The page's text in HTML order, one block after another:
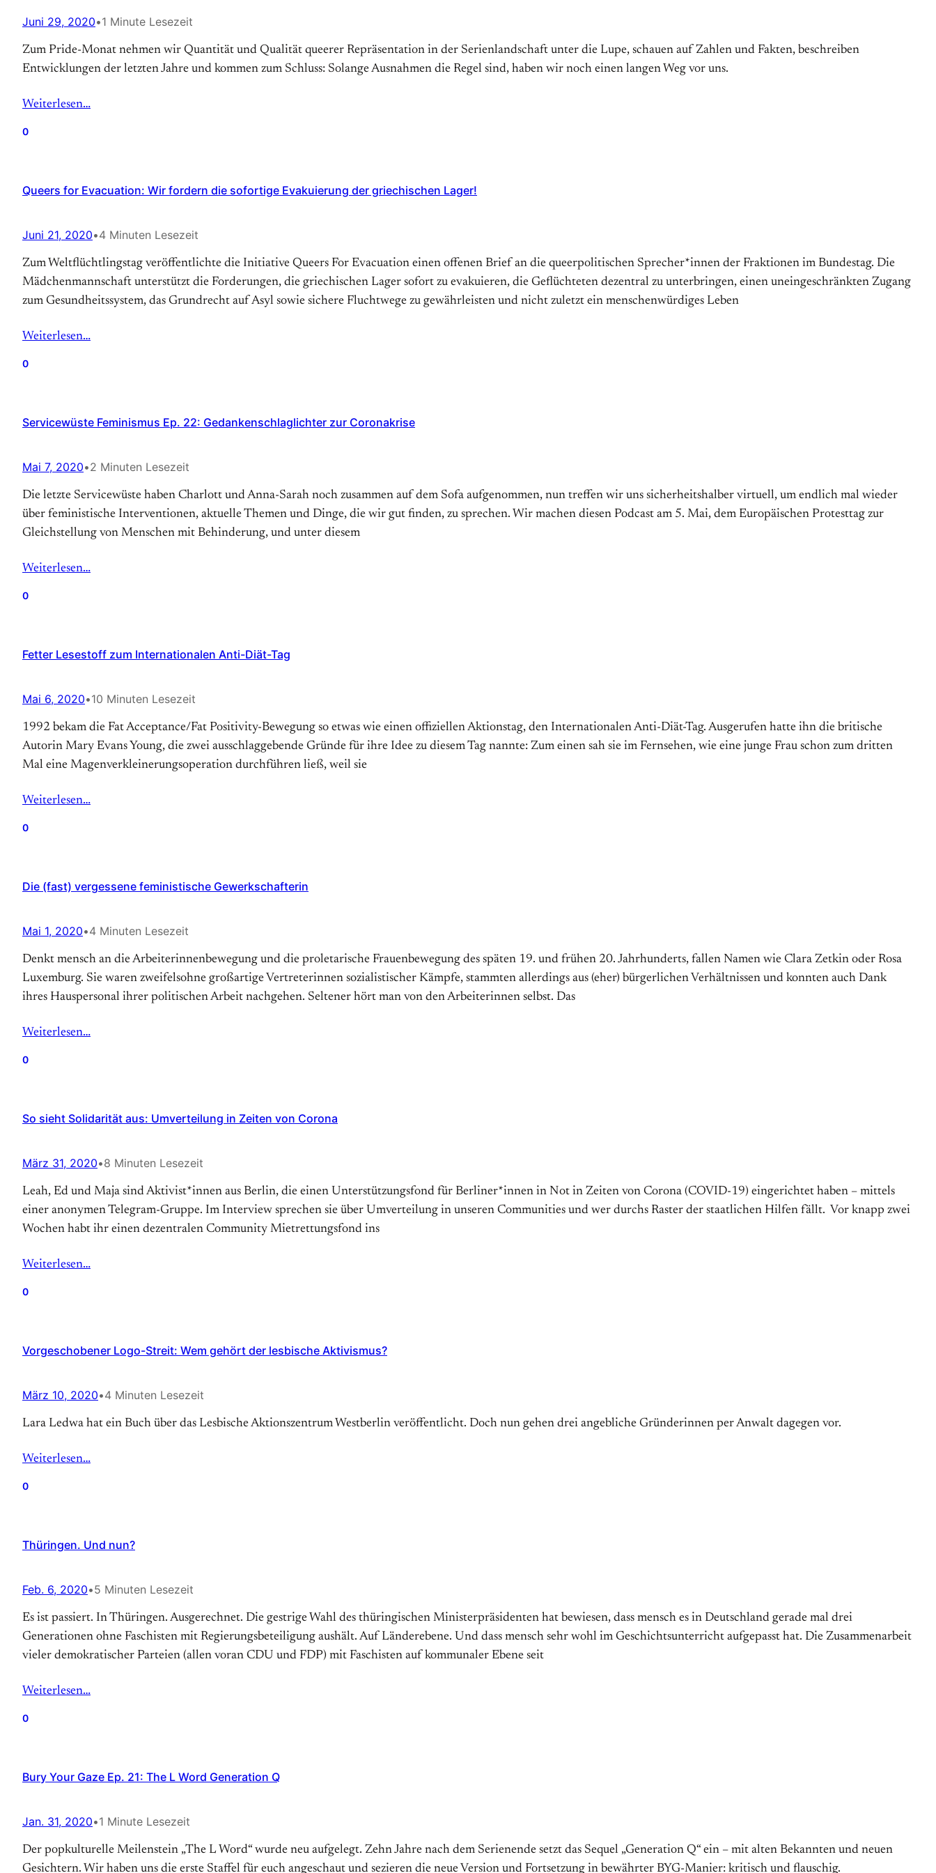
Juni 29, 2020•1 Minute Lesezeit
Zum Pride-Monat nehmen wir Quantität und Qualität queerer Repräsentation in der Serienlandschaft unter die Lupe, schauen auf Zahlen und Fakten, beschreiben
Entwicklungen der letzten Jahre und kommen zum Schluss: Solange Ausnahmen die Regel sind, haben wir noch einen langen Weg vor uns.
Weiterlesen…
0
Queers for Evacuation: Wir fordern die sofortige Evakuierung der griechischen Lager!
Juni 21, 2020•4 Minuten Lesezeit
Zum Weltflüchtlingstag veröffentlichte die Initiative Queers For Evacuation einen offenen Brief an die queerpolitischen Sprecher*innen der Fraktionen im Bundestag. Die
Mädchenmannschaft unterstützt die Forderungen, die griechischen Lager sofort zu evakuieren, die Geflüchteten dezentral zu unterbringen, einen uneingeschränkten Zugang
zum Gesundheitssystem, das Grundrecht auf Asyl sowie sichere Fluchtwege zu gewährleisten und nicht zuletzt ein menschenwürdiges Leben
Weiterlesen…
0
Servicewüste Feminismus Ep. 22: Gedankenschlaglichter zur Coronakrise
Mai 7, 2020•2 Minuten Lesezeit
Die letzte Servicewüste haben Charlott und Anna-Sarah noch zusammen auf dem Sofa aufgenommen, nun treffen wir uns sicherheitshalber virtuell, um endlich mal wieder
über feministische Interventionen, aktuelle Themen und Dinge, die wir gut finden, zu sprechen. Wir machen diesen Podcast am 5. Mai, dem Europäischen Protesttag zur
Gleichstellung von Menschen mit Behinderung, und unter diesem
Weiterlesen…
0
Fetter Lesestoff zum Internationalen Anti-Diät-Tag
Mai 6, 2020•10 Minuten Lesezeit
1992 bekam die Fat Acceptance/Fat Positivity-Bewegung so etwas wie einen offiziellen Aktions­tag, den Internationalen Anti-Diät-Tag. Aus­gerufen hatte ihn die britische
Autorin Mary Evans Young, die zwei ausschlaggebende Gründe für ihre Idee zu diesem Tag nannte: Zum einen sah sie im Fernsehen, wie eine junge Frau schon zum dritten
Mal eine Magen­verkleinerungs­operation durchführen ließ, weil sie
Weiterlesen…
0
Die (fast) vergessene feministische Gewerkschafterin
Mai 1, 2020•4 Minuten Lesezeit
Denkt mensch an die Arbeiterinnenbewegung und die proletarische Frauenbewegung des späten 19. und frühen 20. Jahrhunderts, fallen Namen wie Clara Zetkin oder Rosa
Luxemburg. Sie waren zweifelsohne großartige Vertreterinnen sozialistischer Kämpfe, stammten allerdings aus (eher) bürgerlichen Verhältnissen und konnten auch Dank
ihres Hauspersonal ihrer politischen Arbeit nachgehen. Seltener hört man von den Arbeiterinnen selbst. Das
Weiterlesen…
0
So sieht Solidarität aus: Umverteilung in Zeiten von Corona
März 31, 2020•8 Minuten Lesezeit
Leah, Ed und Maja sind Aktivist*innen aus Berlin, die einen Unterstützungsfond für Berliner*innen in Not in Zeiten von Corona (COVID-19) eingerichtet haben – mittels
einer anonymen Telegram-Gruppe. Im Interview sprechen sie über Umverteilung in unseren Communities und wer durchs Raster der staatlichen Hilfen fällt. Vor knapp zwei
Wochen habt ihr einen dezentralen Community Mietrettungsfond ins
Weiterlesen…
0
Vorgeschobener Logo-Streit: Wem gehört der lesbische Aktivismus?
März 10, 2020•4 Minuten Lesezeit
Lara Ledwa hat ein Buch über das Lesbische Aktionszentrum Westberlin veröffentlicht. Doch nun gehen drei angebliche Gründerinnen per Anwalt dagegen vor.
Weiterlesen…
0
Thüringen. Und nun?
Feb. 6, 2020•5 Minuten Lesezeit
Es ist passiert. In Thüringen. Ausgerechnet. Die gestrige Wahl des thüringischen Ministerpräsidenten hat bewiesen, dass mensch es in Deutschland gerade mal drei
Generationen ohne Faschisten mit Regierungsbeteiligung aushält. Auf Länderebene. Und dass mensch sehr wohl im Geschichtsunterricht aufgepasst hat. Die Zusammenarbeit
vieler demokratischer Parteien (allen voran CDU und FDP) mit Faschisten auf kommunaler Ebene seit
Weiterlesen…
0
Bury Your Gaze Ep. 21: The L Word Generation Q
Jan. 31, 2020•1 Minute Lesezeit
Der popkulturelle Meilenstein „The L Word“ wurde neu aufgelegt. Zehn Jahre nach dem Serienende setzt das Sequel „Generation Q“ ein – mit alten Bekannten und neuen
Gesichtern. Wir haben uns die erste Staffel für euch angeschaut und sezieren die neue Version und Fortsetzung in bewährter BYG-Manier: kritisch und flauschig.